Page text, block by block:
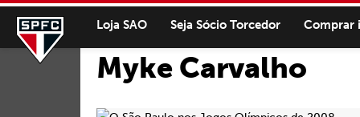
Loja SAO Seja Sócio Torcedor Comprar
Myke Carvalho